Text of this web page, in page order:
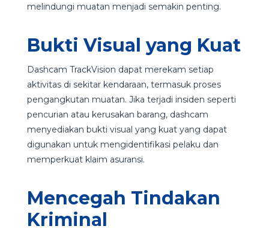
melindungi muatan menjadi semakin penting.
Bukti Visual yang Kuat
Dashcam TrackVision dapat merekam setiap
aktivitas di sekitar kendaraan, termasuk proses
pengangkutan muatan. Jika terjadi insiden seperti
pencurian atau kerusakan barang, dashcam
menyediakan bukti visual yang kuat yang dapat
digunakan untuk mengidentifikasi pelaku dan
memperkuat klaim asuransi.
Mencegah Tindakan
Kriminal